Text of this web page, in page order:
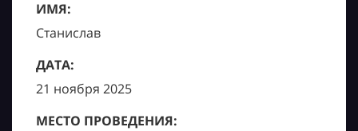
ИМЯ:
Станислав
ДАТА:
21 ноября 2025
МЕСТО ПРОВЕДЕНИЯ: